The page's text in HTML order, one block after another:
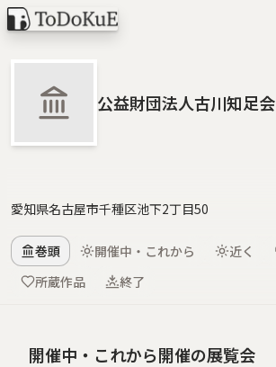
公益財団法人古川知足会
愛知県名古屋市千種区池下2丁目50
巻頭 開催中・これから 近く
所蔵作品
終了
開催中・これから開催の展覧会